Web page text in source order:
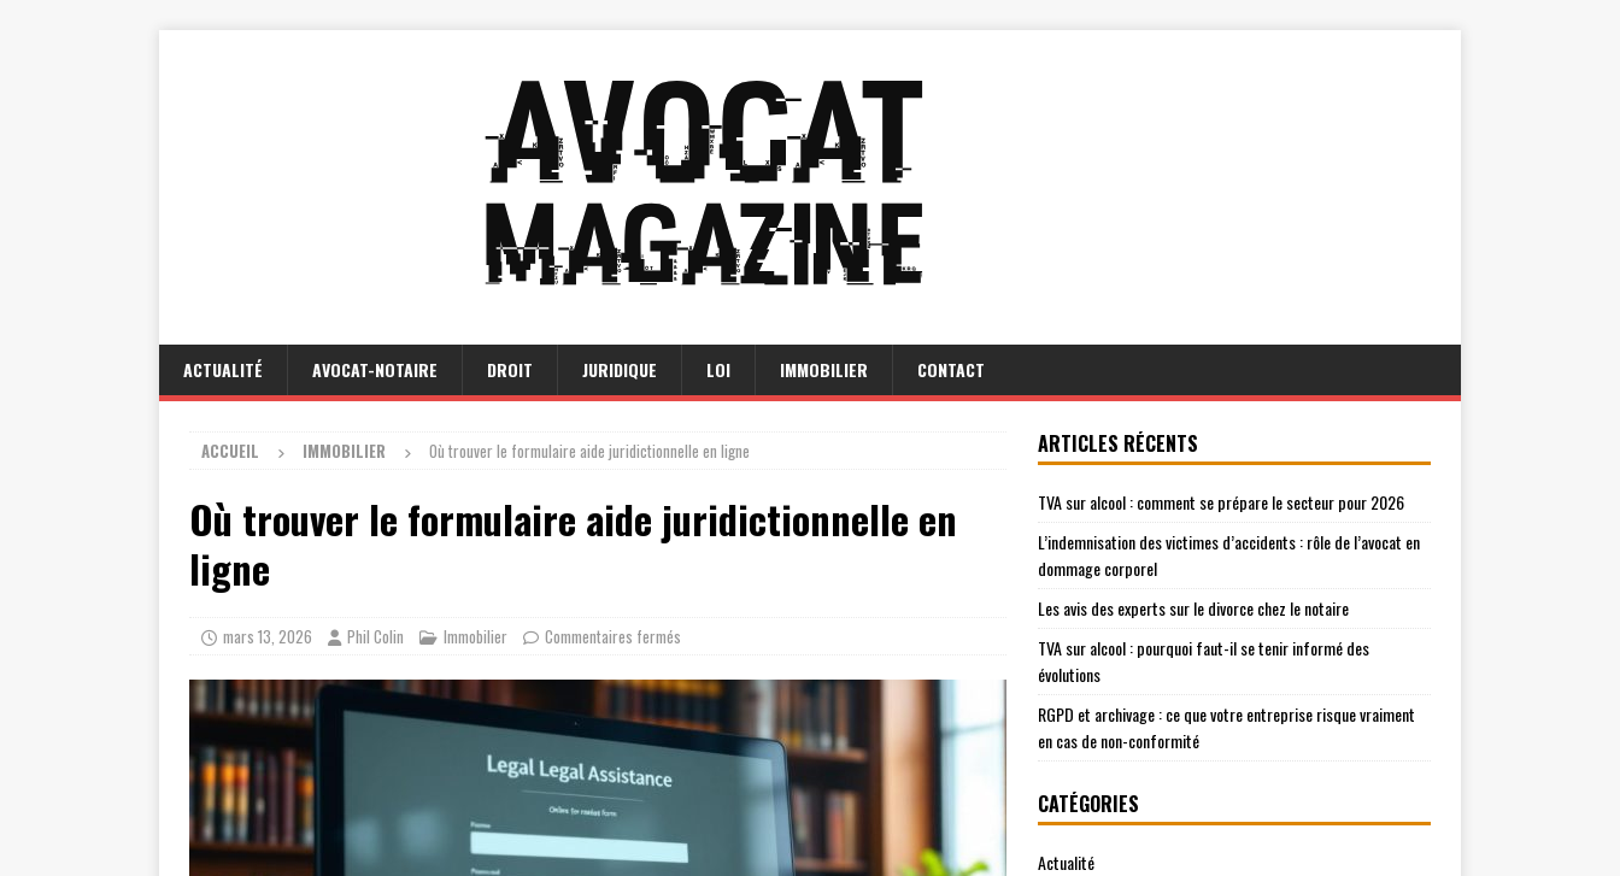
ACTUALITÉ AVOCAT-NOTAIRE DROIT JURIDIQUE LOI IMMOBILIER CONTACT
ACCUEIL IMMOBILIER Où trouver le formulaire aide juridictionnelle en ligne
Où trouver le formulaire aide juridictionnelle en
ligne
mars 13, 2026 Phil Colin Immobilier Commentaires fermés
ARTICLES RÉCENTS
TVA sur alcool : comment se prépare le secteur pour 2026
L’indemnisation des victimes d’accidents : rôle de l’avocat en
dommage corporel
Les avis des experts sur le divorce chez le notaire
TVA sur alcool : pourquoi faut-il se tenir informé des
évolutions
RGPD et archivage : ce que votre entreprise risque vraiment
en cas de non-conformité
CATÉGORIES
Actualité